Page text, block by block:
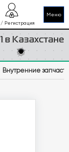
Меню
в Казахстане
/ Регистрация
Внутренние запчасти